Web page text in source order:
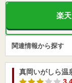
楽
関連情報から探す
真岡いがしら温